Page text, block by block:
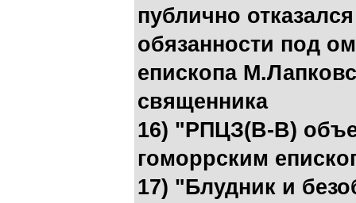
публично
обязанности под
епископа
священника
16) "РПЦЗ(В-В)
гоморрским
17) "Блудник и